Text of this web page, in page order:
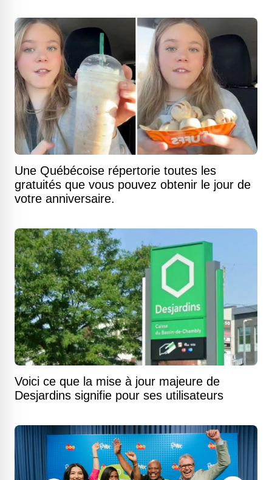
Une Québécoise répertorie toutes les
gratuités que vous pouvez obtenir le jour de
votre anniversaire.
Voici ce que la mise à jour majeure de
Desjardins signifie pour ses utilisateurs